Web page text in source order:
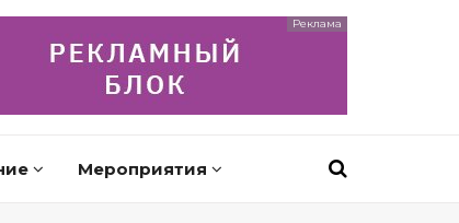
Реклама
Мероприятия